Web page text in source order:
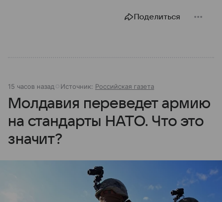
Поделиться
15 часов назад Источник: Российская газета
Молдавия переведет армию
на стандарты НАТО. Что это
значит?